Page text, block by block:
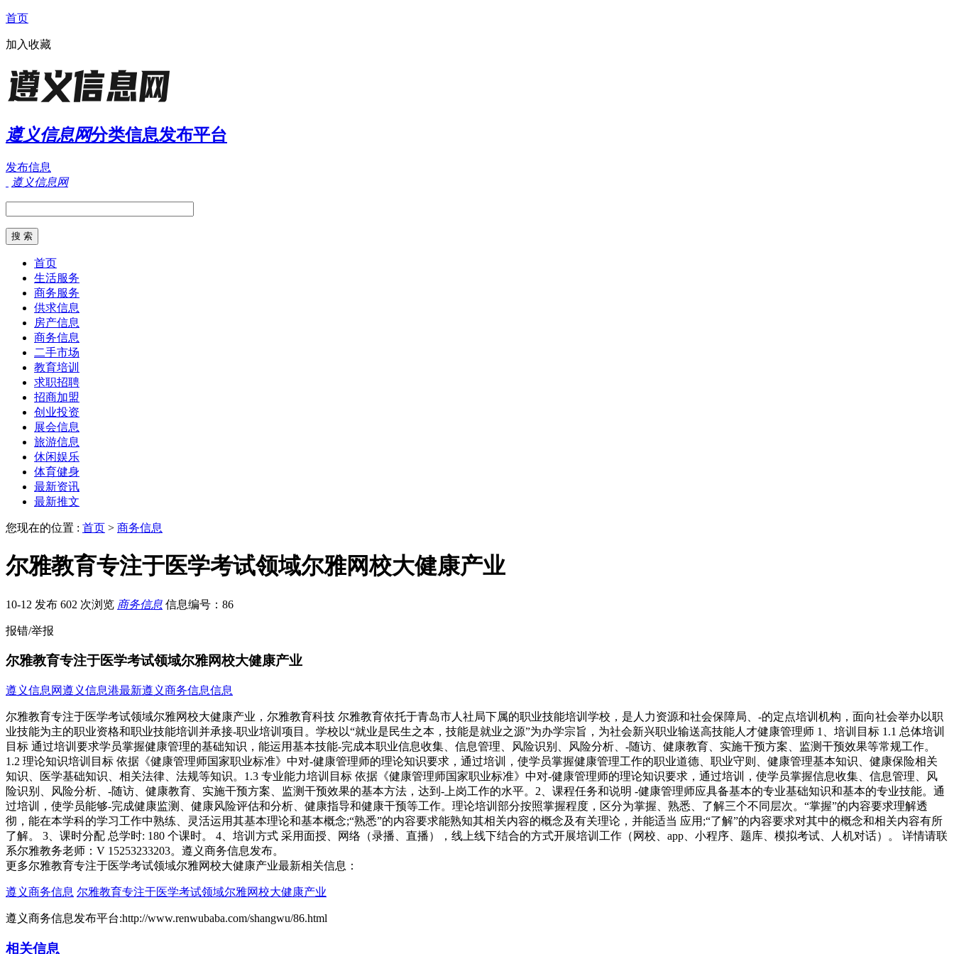
首页
加入收藏
遵义信息网分类信息发布平台
发布信息
遵义信息网
首页
生活服务
商务服务
供求信息
房产信息
商务信息
二手市场
教育培训
求职招聘
招商加盟
创业投资
展会信息
旅游信息
休闲娱乐
体育健身
最新资讯
最新推文
您现在的位置 : 首页 > 商务信息
尔雅教育专注于医学考试领域尔雅网校大健康产业
10-12 发布 602 次浏览 商务信息 信息编号：86
报错/举报
尔雅教育专注于医学考试领域尔雅网校大健康产业
遵义信息网遵义信息港最新遵义商务信息信息
尔雅教育专注于医学考试领域尔雅网校大健康产业，尔雅教育科技 尔雅教育依托于青岛市人社局下属的职业技能培训学校，是人力资源和社会保障局、-的定点培训机构，面向社会举办以职
业技能为主的职业资格和职业技能培训并承接-职业培训项目。学校以“就业是民生之本，技能是就业之源”为办学宗旨，为社会新兴职业输送高技能人才健康管理师 1、培训目标 1.1 总体培训
目标 通过培训要求学员掌握健康管理的基础知识，能运用基本技能-完成本职业信息收集、信息管理、风险识别、风险分析、-随访、健康教育、实施干预方案、监测干预效果等常规工作。
1.2 理论知识培训目标 依据《健康管理师国家职业标准》中对-健康管理师的理论知识要求，通过培训，使学员掌握健康管理工作的职业道德、职业守则、健康管理基本知识、健康保险相关
知识、医学基础知识、相关法律、法规等知识。1.3 专业能力培训目标 依据《健康管理师国家职业标准》中对-健康管理师的理论知识要求，通过培训，使学员掌握信息收集、信息管理、风
险识别、风险分析、-随访、健康教育、实施干预方案、监测干预效果的基本方法，达到-上岗工作的水平。2、课程任务和说明 -健康管理师应具备基本的专业基础知识和基本的专业技能。通
过培训，使学员能够-完成健康监测、健康风险评估和分析、健康指导和健康干预等工作。理论培训部分按照掌握程度，区分为掌握、熟悉、了解三个不同层次。“掌握”的内容要求理解透
彻，能在本学科的学习工作中熟练、灵活运用其基本理论和基本概念;“熟悉”的内容要求能熟知其相关内容的概念及有关理论，并能适当 应用;“了解”的内容要求对其中的概念和相关内容有所
了解。 3、课时分配 总学时: 180 个课时。 4、培训方式 采用面授、网络（录播、直播），线上线下结合的方式开展培训工作（网校、app、小程序、题库、模拟考试、人机对话）。 详情请联
系尔雅教务老师：V 15253233203。遵义商务信息发布。
更多尔雅教育专注于医学考试领域尔雅网校大健康产业最新相关信息：
遵义商务信息 尔雅教育专注于医学考试领域尔雅网校大健康产业
遵义商务信息发布平台:http://www.renwubaba.com/shangwu/86.html
相关信息